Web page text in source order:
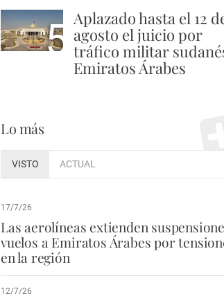
5 Aplazado hasta el 12
agosto el juicio por
tráfico militar
Emiratos Árabes
Lo más
VISTO ACTUAL
17/7/26
Las aerolíneas extienden
vuelos a Emiratos Árabes por
en la región
12/7/26